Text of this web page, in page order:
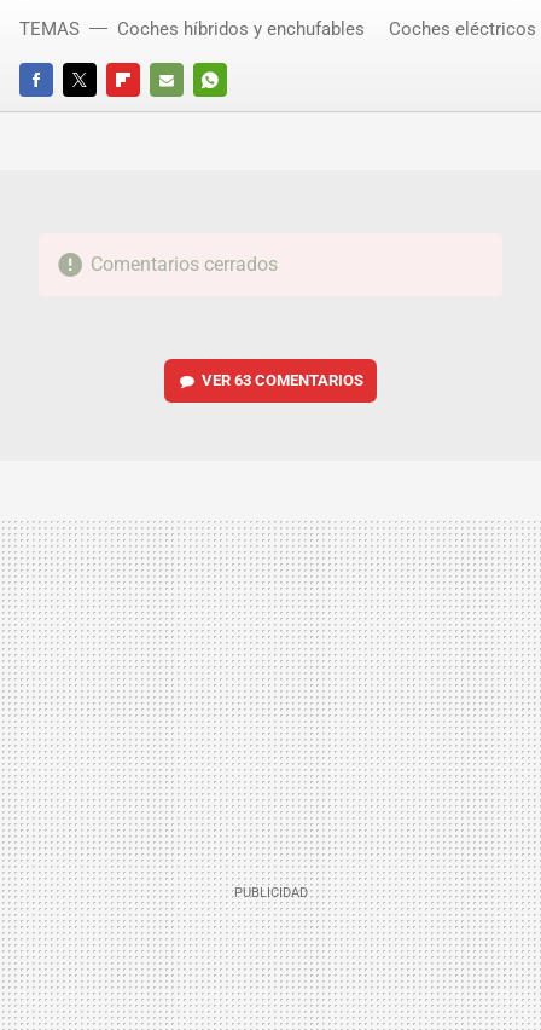
FACEBOOKTWITTERFLIPBOARD
E-
WHATSAPP
TEMAS Coches híbridos y enchufables Coches eléctricos
Comentarios cerrados
VER 63 COMENTARIOS